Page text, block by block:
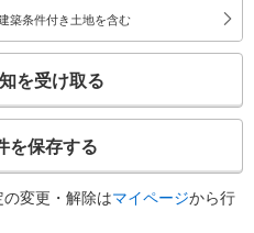
築条件付き土地を含む
を受け取る
を保存する
変更・解除はマイページから行